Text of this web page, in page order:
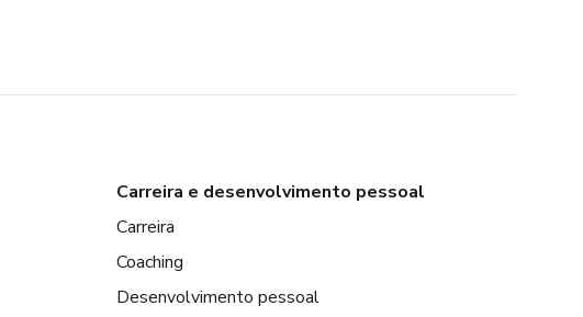
Carreira e desenvolvimento pessoal
Carreira
Coaching
Desenvolvimento pessoal